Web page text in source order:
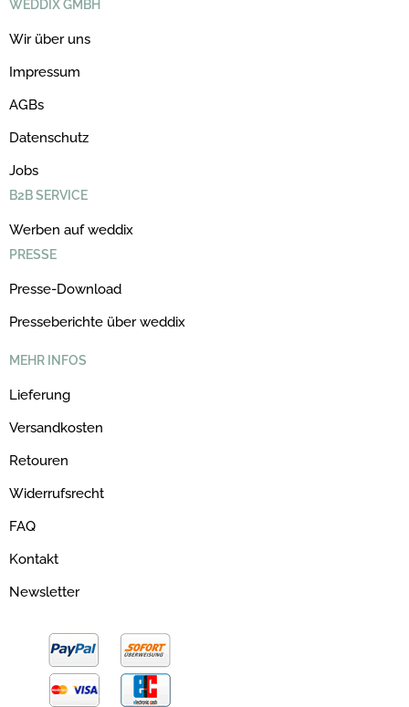
WEDDIX GMBH
Wir über uns
Impressum
AGBs
Datenschutz
Jobs
B2B SERVICE
Werben auf weddix
PRESSE
Presse-Download
Presseberichte über weddix
MEHR INFOS
Lieferung
Versandkosten
Retouren
Widerrufsrecht
FAQ
Kontakt
Newsletter